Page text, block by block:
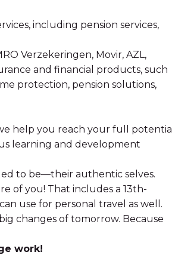
including pension services,
Verzekeringen, Movir, AZL,
and financial products, such
protection, pension solutions,
help you reach your full potential
learning and development
to be—their authentic selves.
of you! That includes a 13th-
use for personal travel as well.
changes of tomorrow. Because
work!